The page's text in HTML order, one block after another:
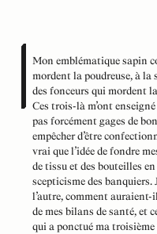
Mon emblématique sapin
mordent la poudreuse, à la
des fonceurs qui mordent
Ces trois-là m’ont
pas forcément gages de
empêcher d’être
vrai que l’idée de fondre
de tissu et des bouteilles
scepticisme des banquiers.
l’autre, comment auraient-
de mes bilans de santé, et
qui a ponctué ma troisième